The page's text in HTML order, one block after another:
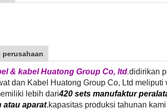
perusahaan
& kabel Huatong Group Co, ltd.didirikan
dan Kabel Huatong Group Co, Ltd
lebih dari420 sets manufaktur
atau aparat.kapasitas produksi tahunan